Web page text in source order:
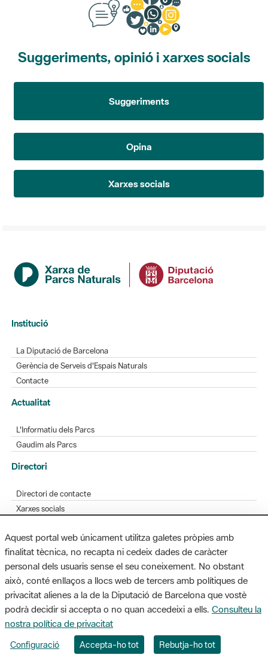
Suggeriments, opinió i xarxes socials
Suggeriments
Opina
Xarxes socials
Institució
La Diputació de Barcelona
Gerència de Serveis d'Espais Naturals
Contacte
Actualitat
L'Informatiu dels Parcs
Gaudim als Parcs
Directori
Directori de contacte
Xarxes socials
Bústia de suggeriments
Opineu sobre els parcs
MAPA WEB AVÍS LEGAL ACCESSIBILITAT
Diputació de Barcelona. Edifici Llacuna, 1a planta. Badajoz, 49. 08005
Barcelona. Tel. 934 022 428 / xarxaparcs@diba.cat
Aquest portal web únicament utilitza galetes pròpies amb
finalitat tècnica, no recapta ni cedeix dades de caràcter
personal dels usuaris sense el seu coneixement. No obstant
això, conté enllaços a llocs web de tercers amb polítiques de
privacitat alienes a la de la Diputació de Barcelona que vostè
podrà decidir si accepta o no quan accedeixi a ells. Consulteu la
nostra política de privacitat
Configuració Accepta-ho tot Rebutja-ho tot